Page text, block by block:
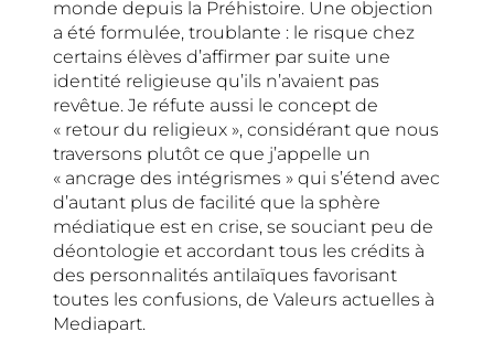
monde depuis la Préhistoire. Une objection
a été formulée, troublante : le risque chez
certains élèves d’affirmer par suite une
identité religieuse qu’ils n’avaient pas
revêtue. Je réfute aussi le concept de
« retour du religieux », considérant que nous
traversons plutôt ce que j’appelle un
« ancrage des intégrismes » qui s’étend avec
d’autant plus de facilité que la sphère
médiatique est en crise, se souciant peu de
déontologie et accordant tous les crédits à
des personnalités antilaïques favorisant
toutes les confusions, de Valeurs actuelles à
Mediapart.